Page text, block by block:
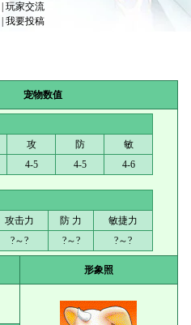
玩家交流
我要投稿
宠物数值
攻 防
敏
4-5 4-5 4-6
攻击力 防 力
敏捷力
?～? ?～? ?～?
形象照